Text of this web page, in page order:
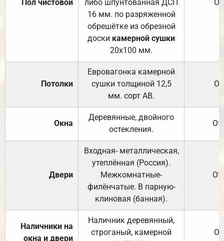
Пол чистовой
либо шпунтованная ДСП
16 мм. по разряженной
обрешётке из обрезной
доски камерной сушки
20х100 мм.
Потолки
Евровагонка камерной
сушки толщиной 12,5
мм. сорт АВ.
Окна
Деревянные, двойного
остекления.
Двери
Входная- металлическая,
утеплённая (Россия).
Межкомнатные-
филёнчатые. В парную-
клиновая (банная).
Наличники на
окна и двери
Наличник деревянный,
строганый, камерной